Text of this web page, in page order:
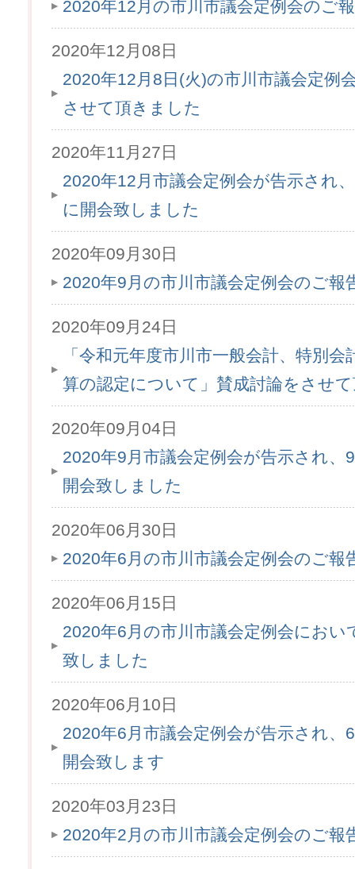
2020年12月の市川市議会定例会のご
2020年12月08日
2020年12月8日(火)の市川市議会定例
させて頂きました
2020年11月27日
2020年12月市議会定例会が告示され
に開会致しました
2020年09月30日
2020年9月の市川市議会定例会のご報
2020年09月24日
「令和元年度市川市一般会計、特別
算の認定について」賛成討論をさせ
2020年09月04日
2020年9月市議会定例会が告示され、
開会致しました
2020年06月30日
2020年6月の市川市議会定例会のご報
2020年06月15日
2020年6月の市川市議会定例会におい
致しました
2020年06月10日
2020年6月市議会定例会が告示され、
開会致します
2020年03月23日
2020年2月の市川市議会定例会のご報